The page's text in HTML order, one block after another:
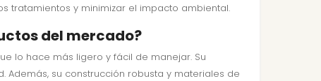
tratamientos y minimizar el impacto ambiental.
del mercado?
lo hace más ligero y fácil de manejar. Su
su construcción robusta y materiales de